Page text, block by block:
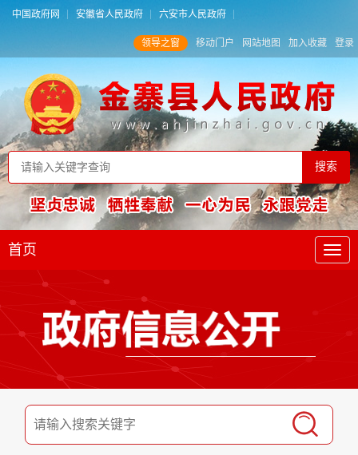
中国政府网 安徽省人民政府 六安市人民政府
领导之窗 移动门户 网站地图 加入收藏 登录
首页